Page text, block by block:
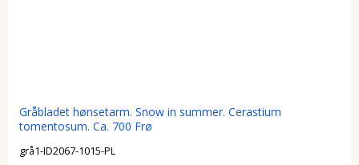
Gråbladet hønsetarm. Snow in summer. Cerastium
tomentosum. Ca. 700 Frø
grå1-ID2067-1015-PL